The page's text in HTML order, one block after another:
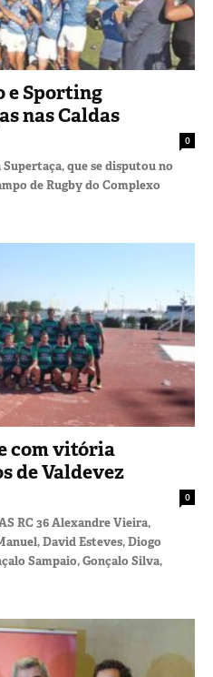
e Sporting
nas Caldas
0
que se disputou no
de Rugby do Complexo
com vitória
de Valdevez
0
RC 36 Alexandre Vieira,
David Esteves, Diogo
Sampaio, Gonçalo Silva,